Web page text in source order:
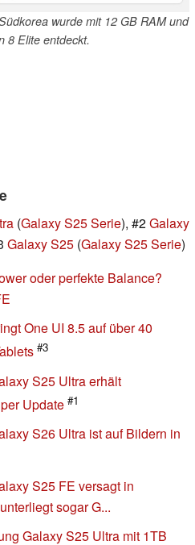
wurde mit 12 GB RAM und
8 Elite entdeckt.
(Galaxy S25 Serie), #2Galaxy
Galaxy S25 (Galaxy S25 Serie)
oder perfekte Balance?
One UI 8.5 auf über 40
#3
S25 Ultra erhält
Update #1
S26 Ultra ist auf Bildern in
S25 FE versagt in
sogar G...
Galaxy S25 Ultra mit 1TB